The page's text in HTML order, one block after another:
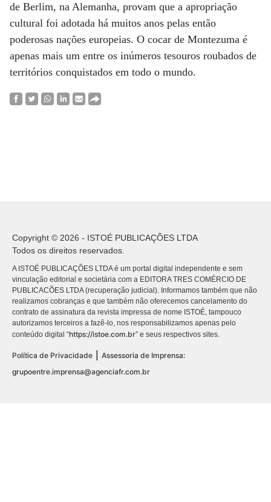
de Berlim, na Alemanha, provam que a apropriação
cultural foi adotada há muitos anos pelas então
poderosas nações europeias. O cocar de Montezuma é
apenas mais um entre os inúmeros tesouros roubados de
territórios conquistados em todo o mundo.
Copyright © 2026 - ISTOÉ PUBLICAÇÕES LTDA
Todos os direitos reservados.
A ISTOÉ PUBLICAÇÕES LTDA é um portal digital independente e sem
vinculação editorial e societária com a EDITORA TRES COMÉRCIO DE
PUBLICACÕES LTDA (recuperação judicial). Informamos também que não
realizamos cobranças e que também não oferecemos cancelamento do
contrato de assinatura da revista impressa de nome ISTOÉ, tampouco
autorizamos terceiros a fazê-lo, nos responsabilizamos apenas pelo
conteúdo digital “https://istoe.com.br” e seus respectivos sites.
Política de Privacidade
Assessoria de Imprensa:
grupoentre.imprensa@agenciafr.com.br